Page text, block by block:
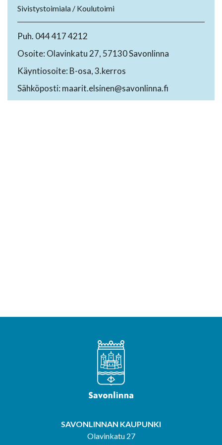
Sivistystoimiala / Koulutoimi
Puh. 044 417 4212
Osoite: Olavinkatu 27, 57130 Savonlinna
Käyntiosoite: B-osa, 3.kerros
Sähköposti: maarit.elsinen@savonlinna.fi
SAVONLINNAN KAUPUNKI
Olavinkatu 27